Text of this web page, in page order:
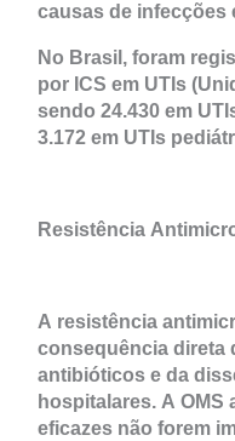
causas de infecções
No Brasil, foram
por ICS em UTIs
sendo 24.430 em
3.172 em UTIs
Resistência
A resistência
consequência direta
antibióticos e da
hospitalares. A OMS
eficazes não forem